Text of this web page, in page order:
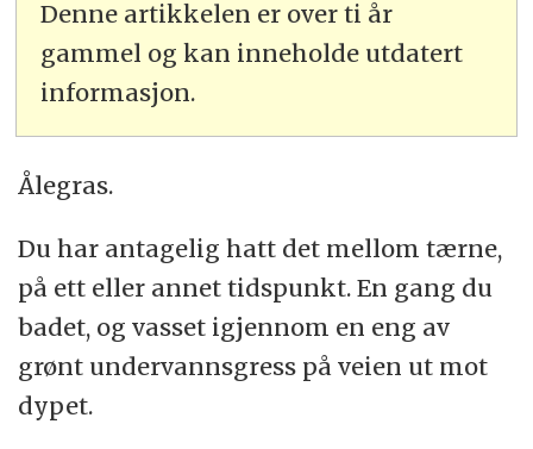
Denne artikkelen er over ti år
gammel og kan inneholde utdatert
informasjon.
Ålegras.
Du har antagelig hatt det mellom tærne,
på ett eller annet tidspunkt. En gang du
badet, og vasset igjennom en eng av
grønt undervannsgress på veien ut mot
dypet.